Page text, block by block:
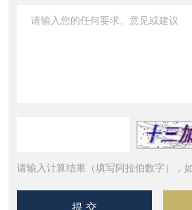
请输入计算结果（填写阿拉伯数字），